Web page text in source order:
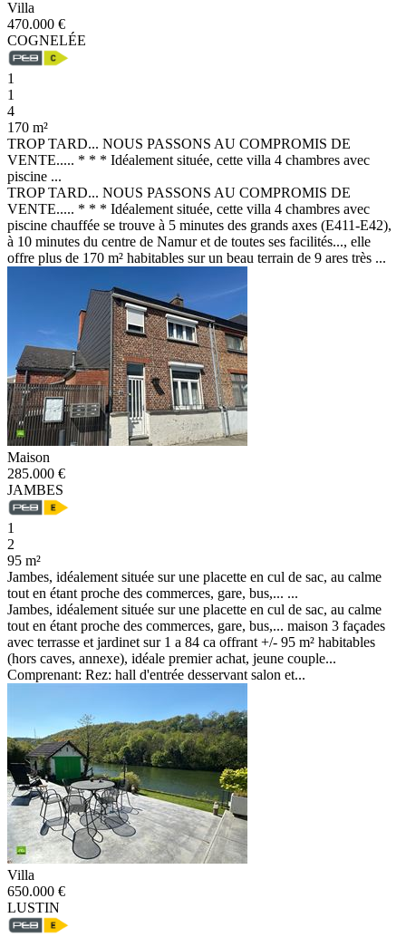
Villa
470.000 €
COGNELÉE
1
1
4
170 m²
TROP TARD... NOUS PASSONS AU COMPROMIS DE
VENTE..... * * * Idéalement située, cette villa 4 chambres avec
piscine ...
TROP TARD... NOUS PASSONS AU COMPROMIS DE
VENTE..... * * * Idéalement située, cette villa 4 chambres avec
piscine chauffée se trouve à 5 minutes des grands axes (E411-E42),
à 10 minutes du centre de Namur et de toutes ses facilités..., elle
offre plus de 170 m² habitables sur un beau terrain de 9 ares très ...
Maison
285.000 €
JAMBES
1
2
95 m²
Jambes, idéalement située sur une placette en cul de sac, au calme
tout en étant proche des commerces, gare, bus,... ...
Jambes, idéalement située sur une placette en cul de sac, au calme
tout en étant proche des commerces, gare, bus,... maison 3 façades
avec terrasse et jardinet sur 1 a 84 ca offrant +/- 95 m² habitables
(hors caves, annexe), idéale premier achat, jeune couple...
Comprenant: Rez: hall d'entrée desservant salon et...
Villa
650.000 €
LUSTIN